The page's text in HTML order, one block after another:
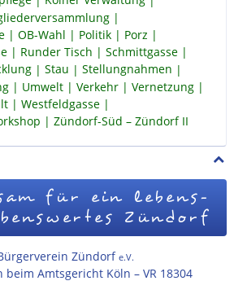
OB-Wahl Politik
Porz
Runder Tisch
Schmittgasse
Stau
Stellungnahmen
Umwelt Verkehr
Vernetzung
Westfeldgasse
Zündorf-Süd – Zündorf II
für ein lebens-
Zündorf
Zündorfe.V.
beim Amtsgericht Köln – VR 18304